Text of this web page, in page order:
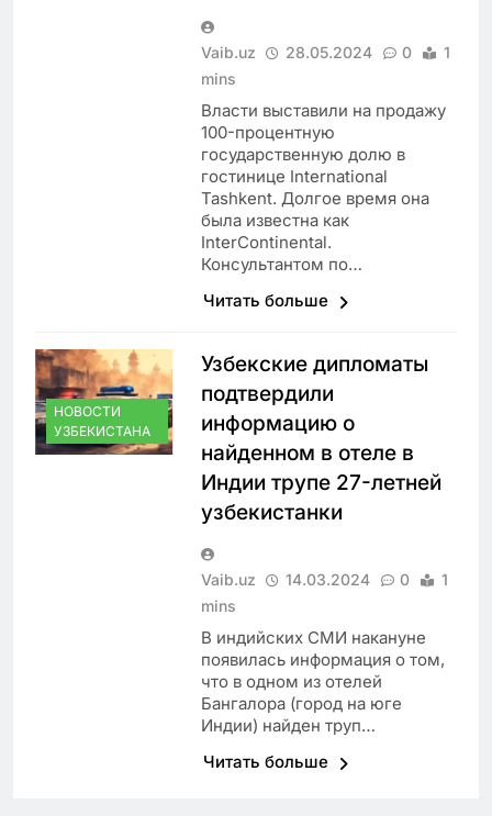
Vaib.uz 28.05.2024 0
1
mins
Власти выставили на продажу
100-процентную
государственную долю в
гостинице International
Tashkent. Долгое время она
была известна как
InterContinental.
Консультантом по…
Читать больше
НОВОСТИ
УЗБЕКИСТАНА
Узбекские дипломаты
подтвердили
информацию о
найденном в отеле в
Индии трупе 27-летней
узбекистанки
Vaib.uz 14.03.2024 0
1
mins
В индийских СМИ накануне
появилась информация о том,
что в одном из отелей
Бангалора (город на юге
Индии) найден труп…
Читать больше